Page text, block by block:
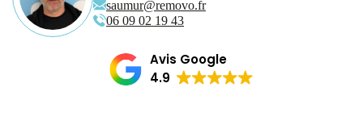
saumur@removo.fr
06 09 02 19 43
Avis Google
4.9